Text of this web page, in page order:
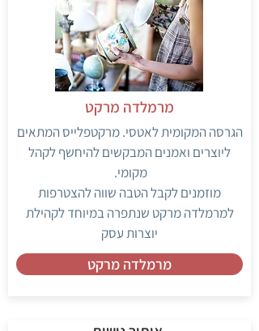
הגרסה המקומית לאטסי. מרקטפלייס המתאים
ליוצרים ואמנים המבקשים להיחשף לקהל
מקומי.
מוזמנים לקבל הטבה שווה להצטרפות
למרמלדה מרקט שנתפרה במיוחד לקהילת
יוצרות עסק
מרמלדה מרקט
מרמלדה מרקט